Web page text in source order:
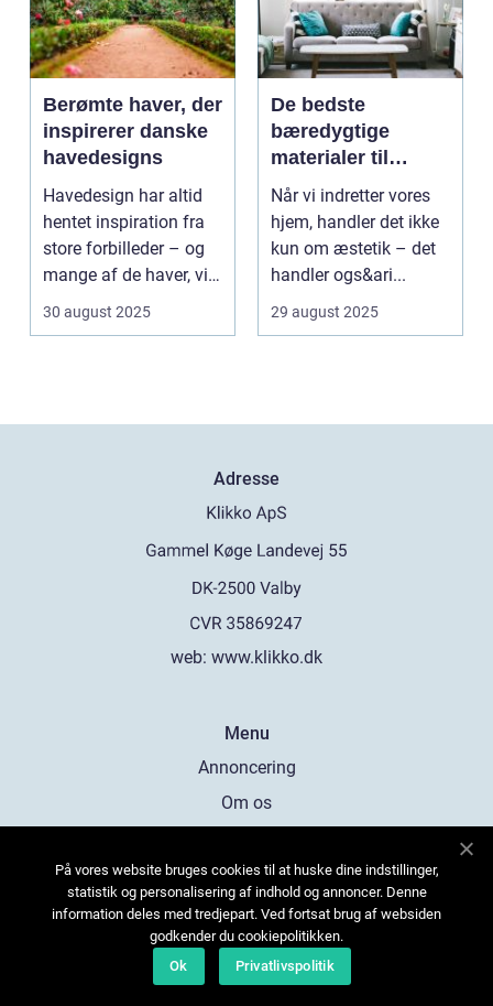
Berømte haver, der
inspirerer danske
havedesigns
Havedesign har altid
hentet inspiration fra
store forbilleder – og
mange af de haver, vi
kende...
30 august 2025
De bedste
bæredygtige
materialer til
boligindretning
Når vi indretter vores
hjem, handler det ikke
kun om æstetik – det
handler ogs&ari...
29 august 2025
Adresse
web: www.klikko.dk
Menu
Annoncering
Om os
Kontakt os
Sitemap
På vores website bruges cookies til at huske dine indstillinger,
statistik og personalisering af indhold og annoncer. Denne
information deles med tredjepart. Ved fortsat brug af websiden
godkender du cookiepolitikken.
Ok
Privatlivspolitik